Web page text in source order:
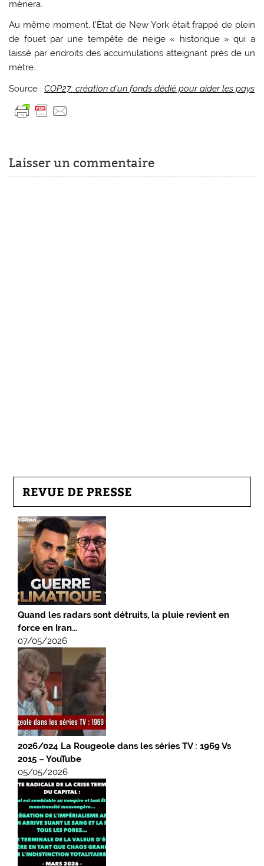
mènera.
Au même moment, l’État de New York était frappé de plein
de fouet par une tempête de neige « historique » qui a
laissé par endroits des accumulations atteignant près de un
mètre…
Source :COP27: création d’un fonds dédié pour aider les pays
Laisser un commentaire
REVUE DE PRESSE
Quand les radars sont détruits, la pluie revient en
force en Iran…
07/05/2026
2026/024 La Rougeole dans les séries TV : 1969 Vs
2015 – YouTube
05/05/2026